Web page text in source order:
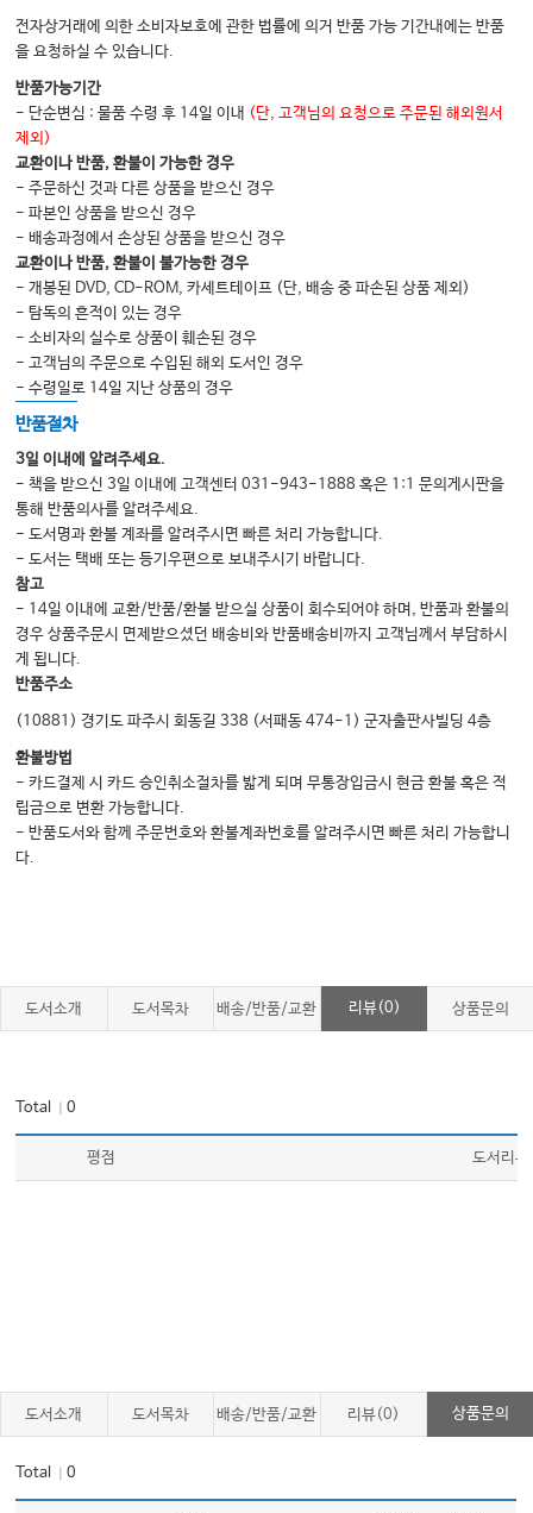
전자상거래에 의한 소비자보호에 관한 법률에 의거 반품 가능 기간내에는 반품
을 요청하실 수 있습니다.
반품가능기간
- 단순변심 : 물품 수령 후 14일 이내 (단, 고객님의 요청으로 주문된 해외원서
제외)
교환이나 반품, 환불이 가능한 경우
- 주문하신 것과 다른 상품을 받으신 경우
- 파본인 상품을 받으신 경우
- 배송과정에서 손상된 상품을 받으신 경우
교환이나 반품, 환불이 불가능한 경우
- 개봉된 DVD, CD-ROM, 카세트테이프 (단, 배송 중 파손된 상품 제외)
- 탐독의 흔적이 있는 경우
- 소비자의 실수로 상품이 훼손된 경우
- 고객님의 주문으로 수입된 해외 도서인 경우
- 수령일로 14일 지난 상품의 경우
반품절차
3일 이내에 알려주세요.
- 책을 받으신 3일 이내에 고객센터 031-943-1888 혹은 1:1 문의게시판을
통해 반품의사를 알려주세요.
- 도서명과 환불 계좌를 알려주시면 빠른 처리 가능합니다.
- 도서는 택배 또는 등기우편으로 보내주시기 바랍니다.
참고
- 14일 이내에 교환/반품/환불 받으실 상품이 회수되어야 하며, 반품과 환불의
경우 상품주문시 면제받으셨던 배송비와 반품배송비까지 고객님께서 부담하시
게 됩니다.
반품주소
(10881) 경기도 파주시 회동길 338 (서패동 474-1) 군자출판사빌딩 4층
환불방법
- 카드결제 시 카드 승인취소절차를 밟게 되며 무통장입금시 현금 환불 혹은 적
립금으로 변환 가능합니다.
- 반품도서와 함께 주문번호와 환불계좌번호를 알려주시면 빠른 처리 가능합니
다.
도서소개 도서목차 배송/반품/교환 리뷰(0) 상품문의
Total ｜0
평점 도서리뷰
도서소개 도서목차 배송/반품/교환 리뷰(0) 상품문의
Total ｜0